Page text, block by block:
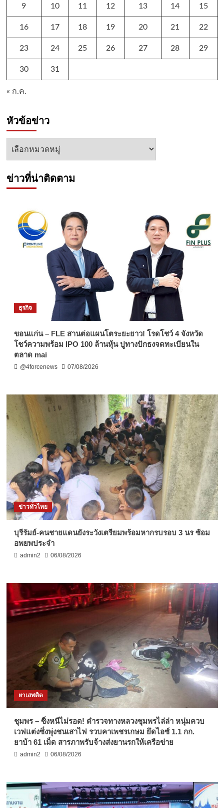
9 10 11 12 13 14 15
16 17 18 19 20 21 22
23 24 25 26 27 28 29
30 31
« ก.ค.
หัวข้อข่าว
หัวข้อ
ข่าวที่น่าติดตาม
ธุรกิจ
ขอนแก่น – FLE สานต่อแผนโตระยะยาว! โรดโชว์ 4 จังหวัด
โชว์ความพร้อม IPO 100 ล้านหุ้น ปูทางปักธงจดทะเบียนใน
ตลาด mai
@4forcenews 07/08/2026
ข่าวทั่วไทย
บุรีรัมย์-คนชายแดนยังระวังเตรียมพร้อมหากรบรอบ 3 นร ซ้อม
อพยพประจำ
admin2 06/08/2026
ยาเสพติด
ชุมพร – ซิ่งหนีไม่รอด! ตำรวจทางหลวงชุมพรไล่ล่า หนุ่มควบ
เวฟแต่งซิ่งพุ่งชนเสาไฟ รวบคาเพชรเกษม ยึดไอซ์ 1.1 กก.
ยาบ้า 61 เม็ด สารภาพรับจ้างส่งยานรกให้เครือข่าย
admin2 06/08/2026